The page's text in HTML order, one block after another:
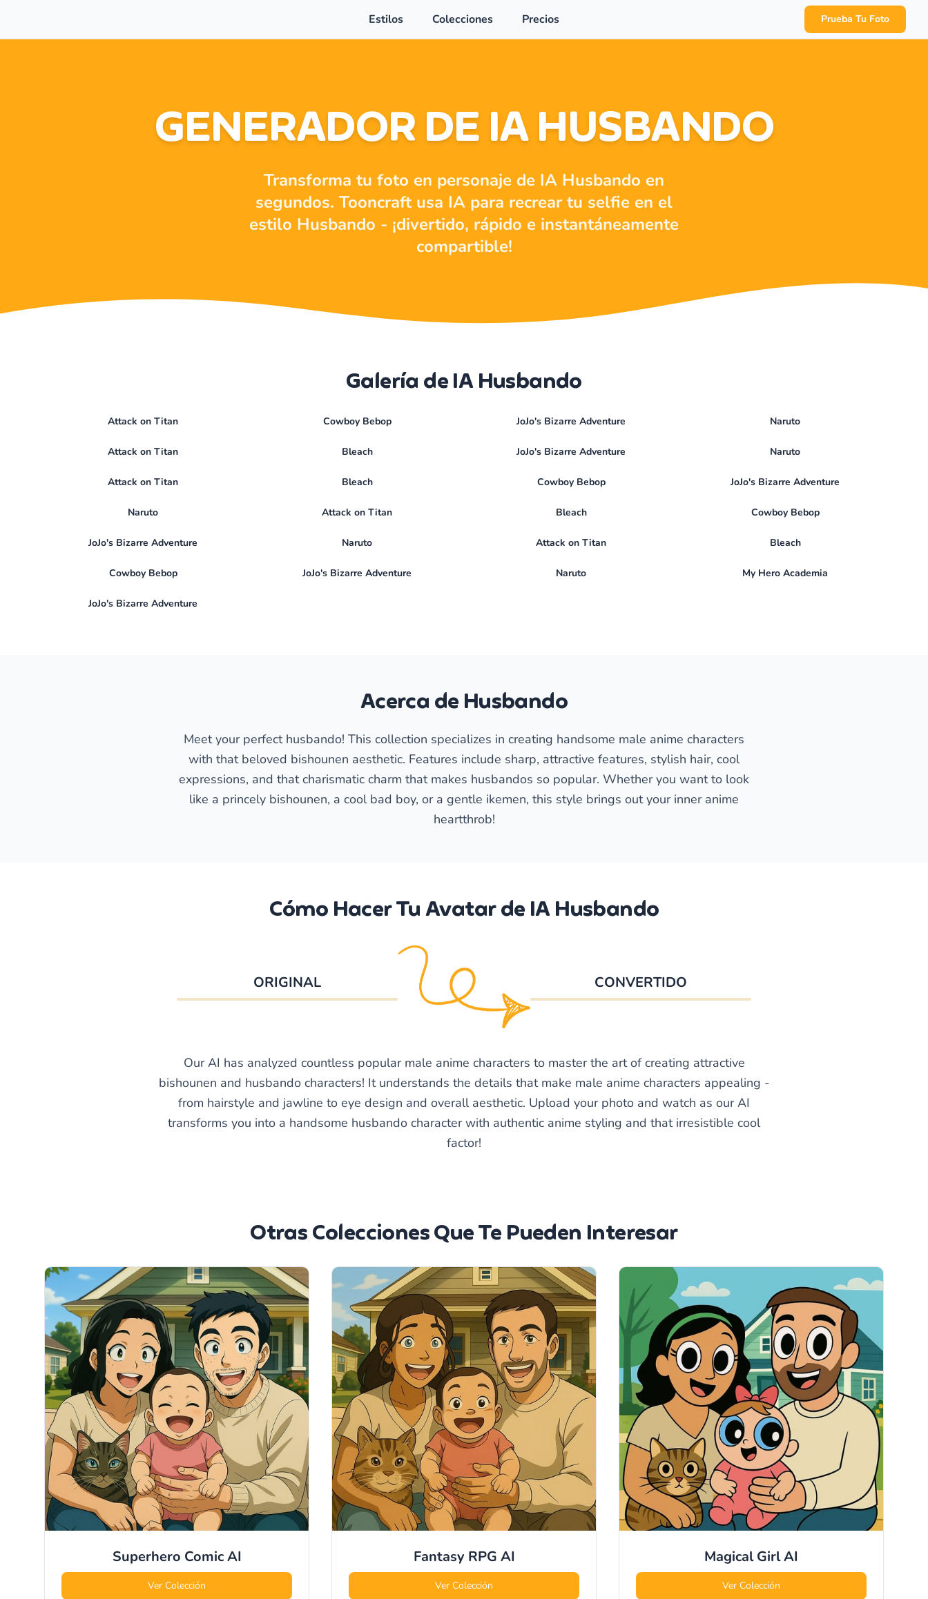
Estilos Colecciones Precios Prueba Tu Foto
GENERADOR DE IA HUSBANDO
Transforma tu foto en personaje de IA Husbando en
segundos. Tooncraft usa IA para recrear tu selfie en el
estilo Husbando - ¡divertido, rápido e instantáneamente
compartible!
Galería de IA Husbando
Attack on Titan Cowboy Bebop JoJo's Bizarre Adventure Naruto
Attack on Titan Bleach JoJo's Bizarre Adventure Naruto
Attack on Titan Bleach Cowboy Bebop JoJo's Bizarre Adventure
Naruto Attack on Titan Bleach Cowboy Bebop
JoJo's Bizarre Adventure Naruto Attack on Titan Bleach
Cowboy Bebop JoJo's Bizarre Adventure Naruto My Hero Academia
JoJo's Bizarre Adventure
Acerca de Husbando
Meet your perfect husbando! This collection specializes in creating handsome male anime characters
with that beloved bishounen aesthetic. Features include sharp, attractive features, stylish hair, cool
expressions, and that charismatic charm that makes husbandos so popular. Whether you want to look
like a princely bishounen, a cool bad boy, or a gentle ikemen, this style brings out your inner anime
heartthrob!
Cómo Hacer Tu Avatar de IA Husbando
ORIGINAL CONVERTIDO
Our AI has analyzed countless popular male anime characters to master the art of creating attractive
bishounen and husbando characters! It understands the details that make male anime characters appealing -
from hairstyle and jawline to eye design and overall aesthetic. Upload your photo and watch as our AI
transforms you into a handsome husbando character with authentic anime styling and that irresistible cool
factor!
Otras Colecciones Que Te Pueden Interesar
Superhero ComicAI
Ver Colección
Fantasy RPG AI
Ver Colección
Magical GirlAI
Ver Colección